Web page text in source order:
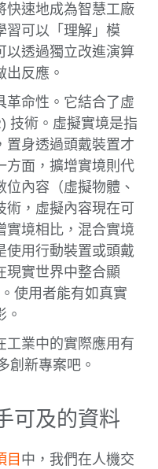
快速地成為智慧工廠
習可以「理解」模
以透過獨立改進演算
反應。
革命性。它結合了虛
技術。虛擬實境是指
置身透過頭戴裝置才
方面，擴增實境則代
內容（虛擬物體、
術，虛擬內容現在可
實境相比，混合實境
使用行動裝置或頭戴
現實世界中整合顯
使用者能有如真實
。
工業中的實際應用有
創新專案吧。
可及的資料
目 中，我們在人機交